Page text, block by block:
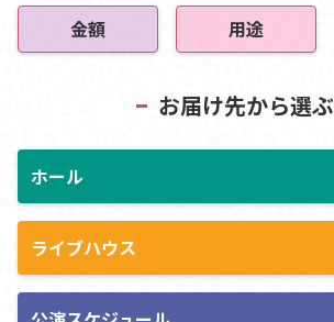
金額 用途
お届け先から選ぶ
ホール
ライブハウス